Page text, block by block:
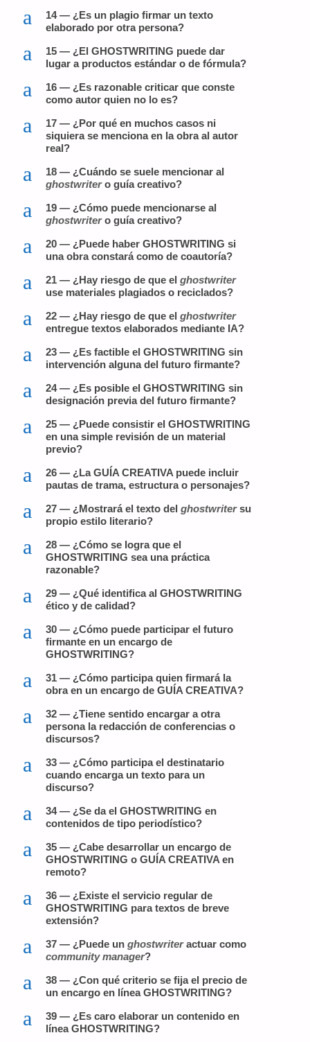
a
14 — ¿Es un plagio firmar un texto
elaborado por otra persona?
a
15 — ¿El GHOSTWRITING puede dar
lugar a productos estándar o de fórmula?
a
16 — ¿Es razonable criticar que conste
como autor quien no lo es?
a
17 — ¿Por qué en muchos casos ni
siquiera se menciona en la obra al autor
real?
a
18 — ¿Cuándo se suele mencionar al
ghostwritero guía creativo?
a
19 — ¿Cómo puede mencionarse al
ghostwritero guía creativo?
a
20 — ¿Puede haber GHOSTWRITING si
una obra constará como de coautoría?
a 21 — ¿Hay riesgo de que elghostwriter
use materiales plagiados o reciclados?
a 22 — ¿Hay riesgo de que elghostwriter
entregue textos elaborados mediante IA?
a
23 — ¿Es factible el GHOSTWRITING sin
intervención alguna del futuro firmante?
a
24 — ¿Es posible el GHOSTWRITING sin
designación previa del futuro firmante?
a
25 — ¿Puede consistir el GHOSTWRITING
en una simple revisión de un material
previo?
a
26 — ¿La GUÍA CREATIVA puede incluir
pautas de trama, estructura o personajes?
a 27 — ¿Mostrará el texto delghostwritersu
propio estilo literario?
a
28 — ¿Cómo se logra que el
GHOSTWRITING sea una práctica
razonable?
a
29 — ¿Qué identifica al GHOSTWRITING
ético y de calidad?
a
30 — ¿Cómo puede participar el futuro
firmante en un encargo de
GHOSTWRITING?
a
31 — ¿Cómo participa quien firmará la
obra en un encargo de GUÍA CREATIVA?
a
32 — ¿Tiene sentido encargar a otra
persona la redacción de conferencias o
discursos?
a
33 — ¿Cómo participa el destinatario
cuando encarga un texto para un
discurso?
a
34 — ¿Se da el GHOSTWRITING en
contenidos de tipo periodístico?
a
35 — ¿Cabe desarrollar un encargo de
GHOSTWRITING o GUÍA CREATIVA en
remoto?
a
36 — ¿Existe el servicio regular de
GHOSTWRITING para textos de breve
extensión?
a 37 — ¿Puede unghostwriteractuar como
community manager?
a
38 — ¿Con qué criterio se fija el precio de
un encargo en línea GHOSTWRITING?
a
39 — ¿Es caro elaborar un contenido en
línea GHOSTWRITING?